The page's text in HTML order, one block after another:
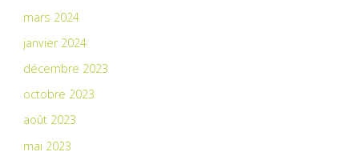
mars 2024
janvier 2024
décembre 2023
octobre 2023
août 2023
mai 2023